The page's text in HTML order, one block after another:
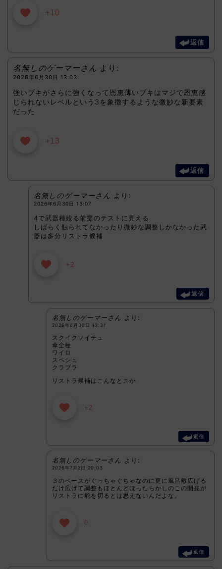
+10
返信
名無しのゲーマーさん より:
2026年6月30日 13:03
強いブキがさらに強くなって恩恵薄いブキはマジで恩恵感
じられないレベルという3を象徴するような微妙な新要素
だった
+13
返信
名無しのゲーマーさん より:
2026年6月30日 13:07
4で武器種絞る前提のテストに見える
しばらく触られてなかったり微妙な調整しかなかった武
器は多分リストラ候補
+2
返信
名無しのゲーマーさん より:
2026年6月30日 13:31
スクイクソイチュ
傘全種
ワイロ
スペシュ
クラブラ
リストラ候補はこんなとこか
+2
返信
名無しのゲーマーさん より:
2026年7月2日 20:03
３のベースがぐっちゃぐちゃなのに更に風呂敷広げる
だけ広げて調整もほとんどほったらかしのこの開発が
リストラに舵を切るとは思えないんだよな。
0
返信